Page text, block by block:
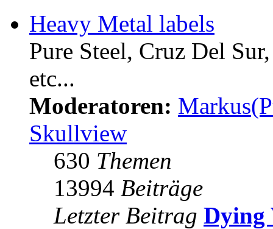
Heavy Metal labels
Pure Steel, Cruz Del
etc...
Moderatoren:
Skullview
630 Themen
13994 Beiträge
Letzter Beitrag Dying